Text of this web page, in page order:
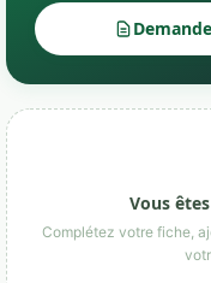
Vous
Complétez votre fiche,